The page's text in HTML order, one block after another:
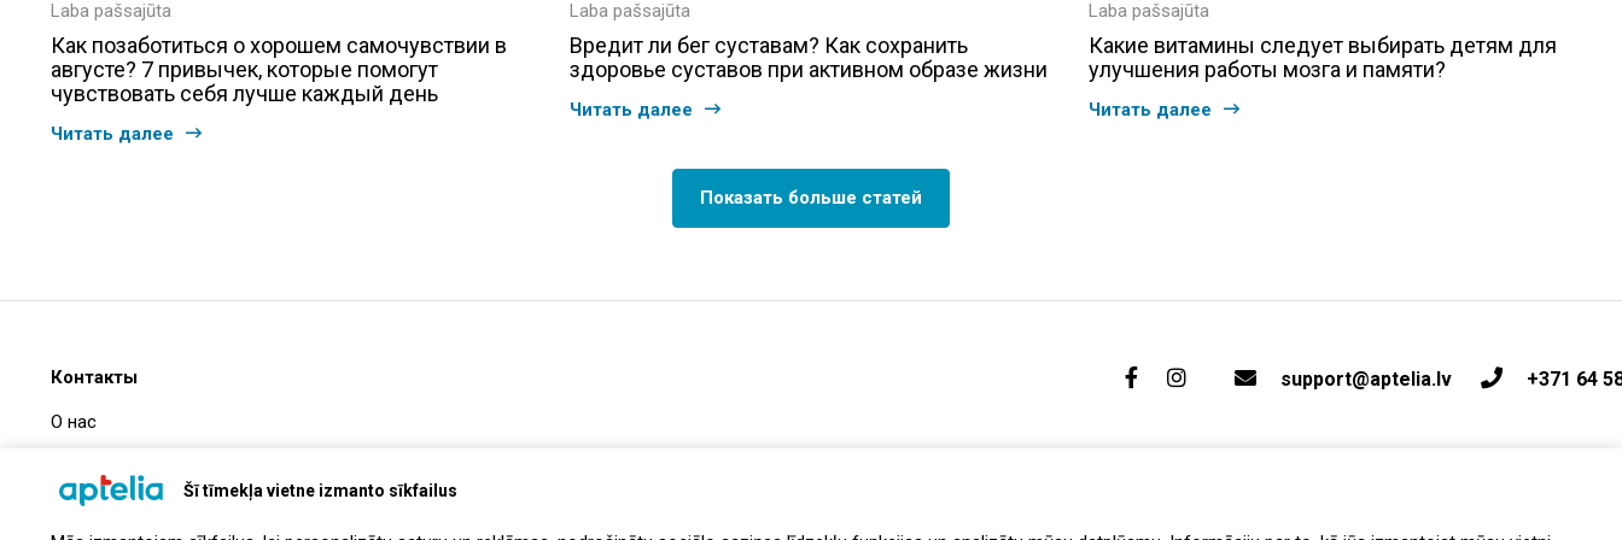
Šī tīmekļa vietne izmanto sīkfailus
Laba pašsajūta
Как позаботиться о хорошем самочувствии в
августе? 7 привычек, которые помогут
чувствовать себя лучше каждый день
Читать далее
Laba pašsajūta
Вредит ли бег суставам? Как сохранить
здоровье суставов при активном образе жизни
Читать далее
Laba pašsajūta
Какие витамины следует выбирать детям для
улучшения работы мозга и памяти?
Читать далее
Показать больше статей
Контакты
О нас
Информация о компании
support@aptelia.lv +371 64